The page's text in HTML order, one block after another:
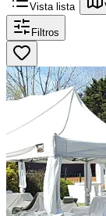
Vista lista
Filtros